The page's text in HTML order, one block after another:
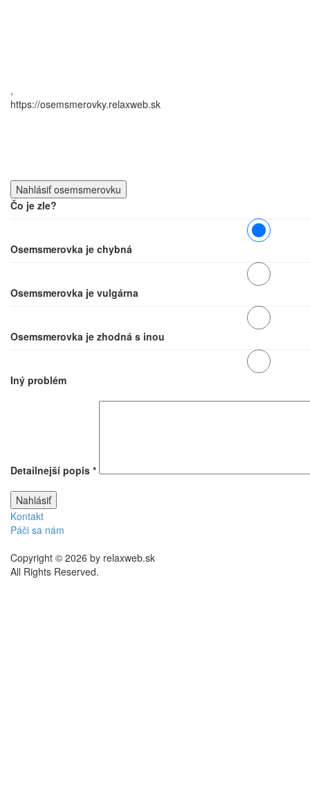
,
https://osemsmerovky.relaxweb.sk
Čo je zle?
Osemsmerovka je chybná
Osemsmerovka je vulgárna
Osemsmerovka je zhodná s inou
Iný problém
Detailnejší popis *
Kontakt
Páči sa nám
Copyright © 2026 by relaxweb.sk
All Rights Reserved.